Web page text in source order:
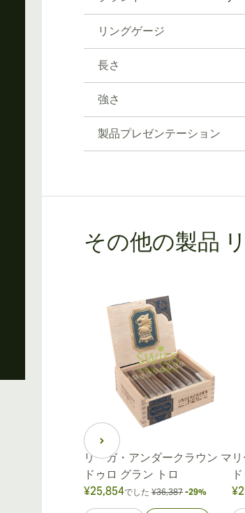
リングゲージ
長さ
強さ
製品プレゼンテーション
その他の製品
リーガ・アンダークラウン マ
ドゥロ グラン トロ
¥25,854でした ¥36,387 -29%